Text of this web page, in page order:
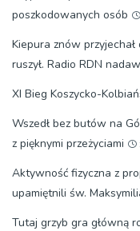
poszkodowanych osób
Kiepura znów
ruszył. Radio RDN
XI Bieg Koszycko-
Wszedł bez butów na
z pięknymi przeżyciami
Aktywność fizyczna z
upamiętnili św.
Tutaj grzyb gra główną